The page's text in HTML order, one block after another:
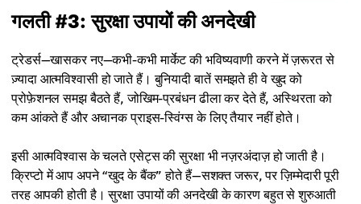
गलती #3: सुरक्षा उपायों की अनदेखी
ट्रेडर्स—खासकर नए—कभी-कभी मार्केट की भविष्यवाणी करने में ज़रूरत से
ज़्यादा आत्मविश्वासी हो जाते हैं। बुनियादी बातें समझते ही वे खुद को
प्रोफ़ेशनल समझ बैठते हैं, जोखिम-प्रबंधन ढीला कर देते हैं, अस्थिरता को
कम आंकते हैं और अचानक प्राइस-स्विंग्स के लिए तैयार नहीं होते।
इसी आत्मविश्वास के चलते एसेट्स की सुरक्षा भी नज़रअंदाज़ हो जाती है।
क्रिप्टो में आप अपने “खुद के बैंक” होते हैं—सशक्त जरूर, पर ज़िम्मेदारी पूरी
तरह आपकी होती है। सुरक्षा उपायों की अनदेखी के कारण बहुत से शुरुआती